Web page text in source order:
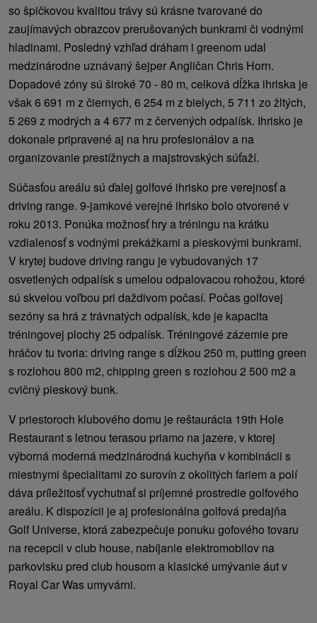
so špičkovou kvalitou trávy sú krásne tvarované do
zaujímavých obrazcov prerušovaných bunkrami či vodnými
hladinami. Posledný vzhľad dráham i greenom udal
medzinárodne uznávaný šejper Angličan Chris Horn.
Dopadové zóny sú široké 70 - 80 m, celková dĺžka ihriska je
však 6 691 m z čiernych, 6 254 m z bielych, 5 711 zo žltých,
5 269 z modrých a 4 677 m z červených odpalísk. Ihrisko je
dokonale pripravené aj na hru profesionálov a na
organizovanie prestížnych a majstrovských súťaží.
Súčasťou areálu sú ďalej golfové ihrisko pre verejnosť a
driving range. 9-jamkové verejné ihrisko bolo otvorené v
roku 2013. Ponúka možnosť hry a tréningu na krátku
vzdialenosť s vodnými prekážkami a pieskovými bunkrami.
V krytej budove driving rangu je vybudovaných 17
osvetlených odpalísk s umelou odpalovacou rohožou, ktoré
sú skvelou voľbou pri daždivom počasí. Počas golfovej
sezóny sa hrá z trávnatých odpalísk, kde je kapacita
tréningovej plochy 25 odpalísk. Tréningové zázemie pre
hráčov tu tvoria: driving range s dĺžkou 250 m, putting green
s rozlohou 800 m2, chipping green s rozlohou 2 500 m2 a
cvičný pieskový bunk.
V priestoroch klubového domu je reštaurácia 19th Hole
Restaurant s letnou terasou priamo na jazere, v ktorej
výborná moderná medzinárodná kuchyňa v kombinácii s
miestnymi špecialitami zo surovín z okolitých fariem a polí
dáva príležitosť vychutnať si príjemné prostredie golfového
areálu. K dispozícii je aj profesionálna golfová predajňa
Golf Universe, ktorá zabezpečuje ponuku gofového tovaru
na recepcii v club house, nabíjanie elektromobilov na
parkovisku pred club housom a klasické umývanie áut v
Royal Car Was umyvárni.